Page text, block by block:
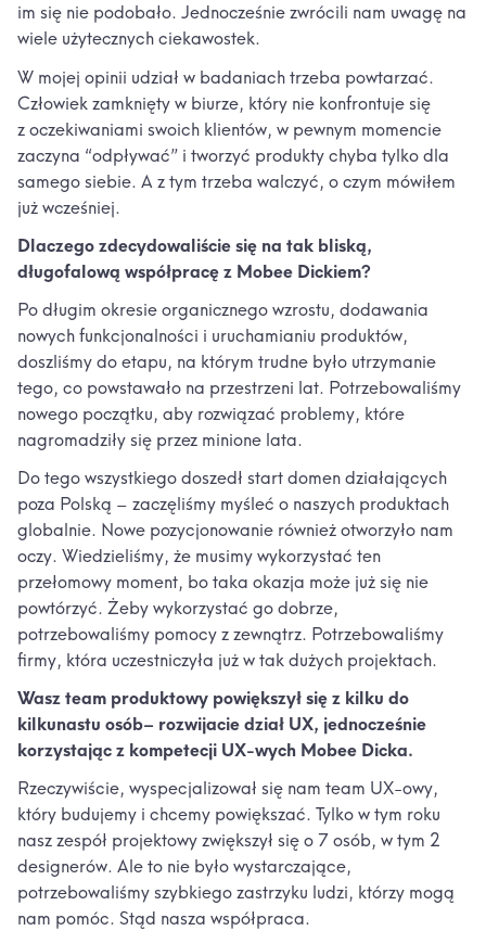
im się nie podobało. Jednocześnie zwrócili nam uwagę na
wiele użytecznych ciekawostek.
W mojej opinii udział w badaniach trzeba powtarzać.
Człowiek zamknięty w biurze, który nie konfrontuje się
z oczekiwaniami swoich klientów, w pewnym momencie
zaczyna “odpływać” i tworzyć produkty chyba tylko dla
samego siebie. A z tym trzeba walczyć, o czym mówiłem
już wcześniej.
Dlaczego zdecydowaliście się na tak bliską,
długofalową współpracę z Mobee Dickiem?
Po długim okresie organicznego wzrostu, dodawania
nowych funkcjonalności i uruchamianiu produktów,
doszliśmy do etapu, na którym trudne było utrzymanie
tego, co powstawało na przestrzeni lat. Potrzebowaliśmy
nowego początku, aby rozwiązać problemy, które
nagromadziły się przez minione lata.
Do tego wszystkiego doszedł start domen działających
poza Polską – zaczęliśmy myśleć o naszych produktach
globalnie. Nowe pozycjonowanie również otworzyło nam
oczy. Wiedzieliśmy, że musimy wykorzystać ten
przełomowy moment, bo taka okazja może już się nie
powtórzyć. Żeby wykorzystać go dobrze,
potrzebowaliśmy pomocy z zewnątrz. Potrzebowaliśmy
firmy, która uczestniczyła już w tak dużych projektach.
Wasz team produktowy powiększył się z kilku do
kilkunastu osób– rozwijacie dział UX, jednocześnie
korzystając z kompetecji UX-wych Mobee Dicka.
Rzeczywiście, wyspecjalizował się nam team UX-owy,
który budujemy i chcemy powiększać. Tylko w tym roku
nasz zespół projektowy zwiększył się o 7 osób, w tym 2
designerów. Ale to nie było wystarczające,
potrzebowaliśmy szybkiego zastrzyku ludzi, którzy mogą
nam pomóc. Stąd nasza współpraca.